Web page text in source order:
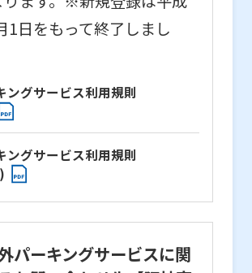
1日をもって終了しまし
ングサービス利用規則
ングサービス利用規則
パーキングサービスに関